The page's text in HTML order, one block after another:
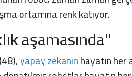
ortamına renk katıyor.
aşamasında"
yapay zekanınhayatın her